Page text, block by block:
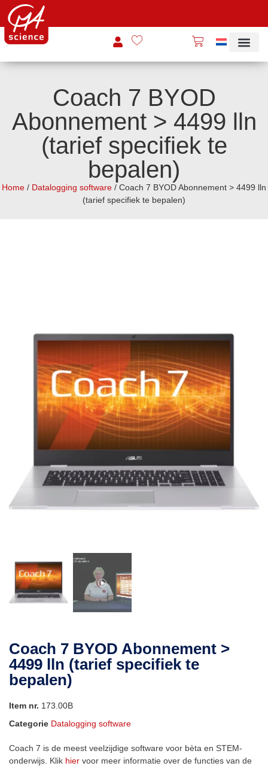
Coach 7 BYOD
Abonnement > 4499 lln
(tarief specifiek te
bepalen)
Home / Datalogging software / Coach 7 BYOD Abonnement > 4499 lln
(tarief specifiek te bepalen)
Coach 7 BYOD Abonnement >
4499 lln (tarief specifiek te
bepalen)
Item nr. 173.00B
Categorie Datalogging software
Coach 7 is de meest veelzijdige software voor bèta en STEM-
onderwijs. Klik hier voor meer informatie over de functies van de